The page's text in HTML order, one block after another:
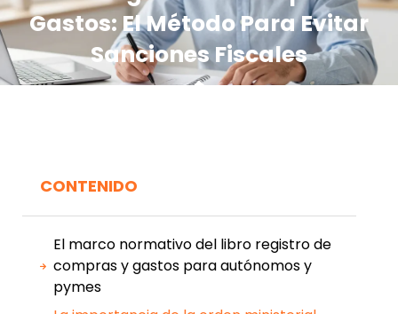
Gastos: El Método Para Evitar
Sanciones Fiscales
CONTENIDO
El marco normativo del libro registro de
compras y gastos para autónomos y
pymes